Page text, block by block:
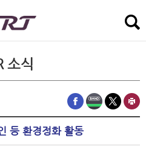
소식
등 환경정화 활동